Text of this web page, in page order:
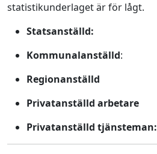
statistikunderlaget är för lågt.
Statsanställd:
Kommunalanställd:
Regionanställd
Privatanställd arbetare
Privatanställd tjänsteman: